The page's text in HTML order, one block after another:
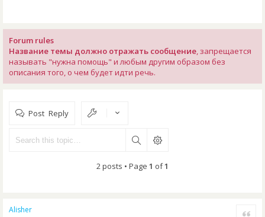
Forum rules
Название темы должно отражать сообщение, запрещается
называть "нужна помощь" и любым другим образом без
описания того, о чем будет идти речь.
Post Reply
2 posts • Page 1 of1
Alisher Quote